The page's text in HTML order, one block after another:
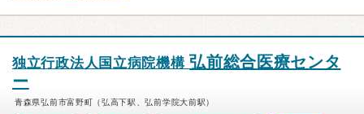
独立行政法人国立病院機構 弘前総合医療センタ
ー
青森県弘前市富野町（弘高下駅、弘前学院大前駅）